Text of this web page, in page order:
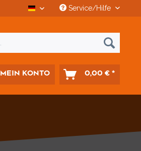
CCD Car-Diagnostics
Service/Hilfe
MEIN KONTO 0,00 € *